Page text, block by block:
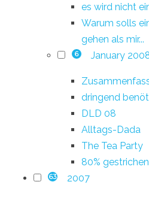
es wird nicht
Warum solls
gehen als mir...
6 January
dringend
DLD 08
Alltags-Dada
The Tea Party
80%
63 2007